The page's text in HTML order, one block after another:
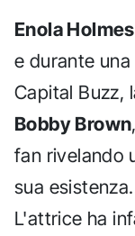
Enola
e durante
Capital Buzz,
Bobby Brown
fan rivelando
sua
L'attrice ha